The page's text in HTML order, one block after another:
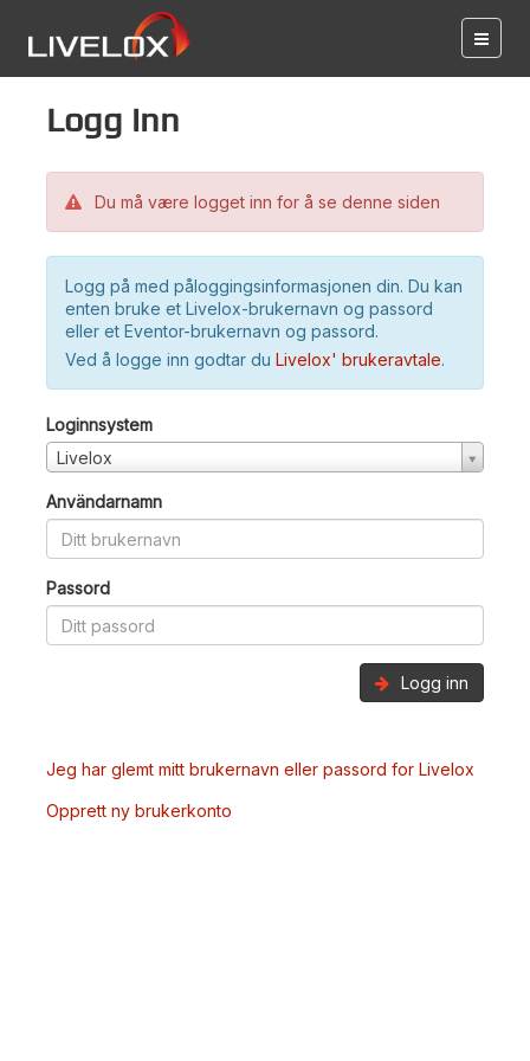
Logg inn
Du må være logget inn for å se denne siden
Logg på med påloggingsinformasjonen din. Du kan
enten bruke et Livelox-brukernavn og passord
eller et Eventor-brukernavn og passord.
Ved å logge inn godtar du Livelox' brukeravtale.
Loginnsystem
Livelox
Användarnamn
Passord
Logg inn
Jeg har glemt mitt brukernavn eller passord for Livelox
Opprett ny brukerkonto